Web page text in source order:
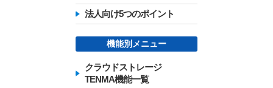
法人向け5つのポイント
機能別メニュー
クラウドストレージ
TENMA機能一覧